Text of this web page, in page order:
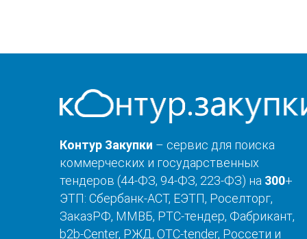
Контур Закупки – сервис для поиска
коммерческих и государственных
тендеров (44-ФЗ, 94-ФЗ, 223-ФЗ) на 300+
ЭТП: Сбербанк-АСТ, ЕЭТП, Роселторг,
ЗаказРФ, ММВБ, РТС-тендер, Фабрикант,
b2b-Center, РЖД, OTC-tender, Россети и